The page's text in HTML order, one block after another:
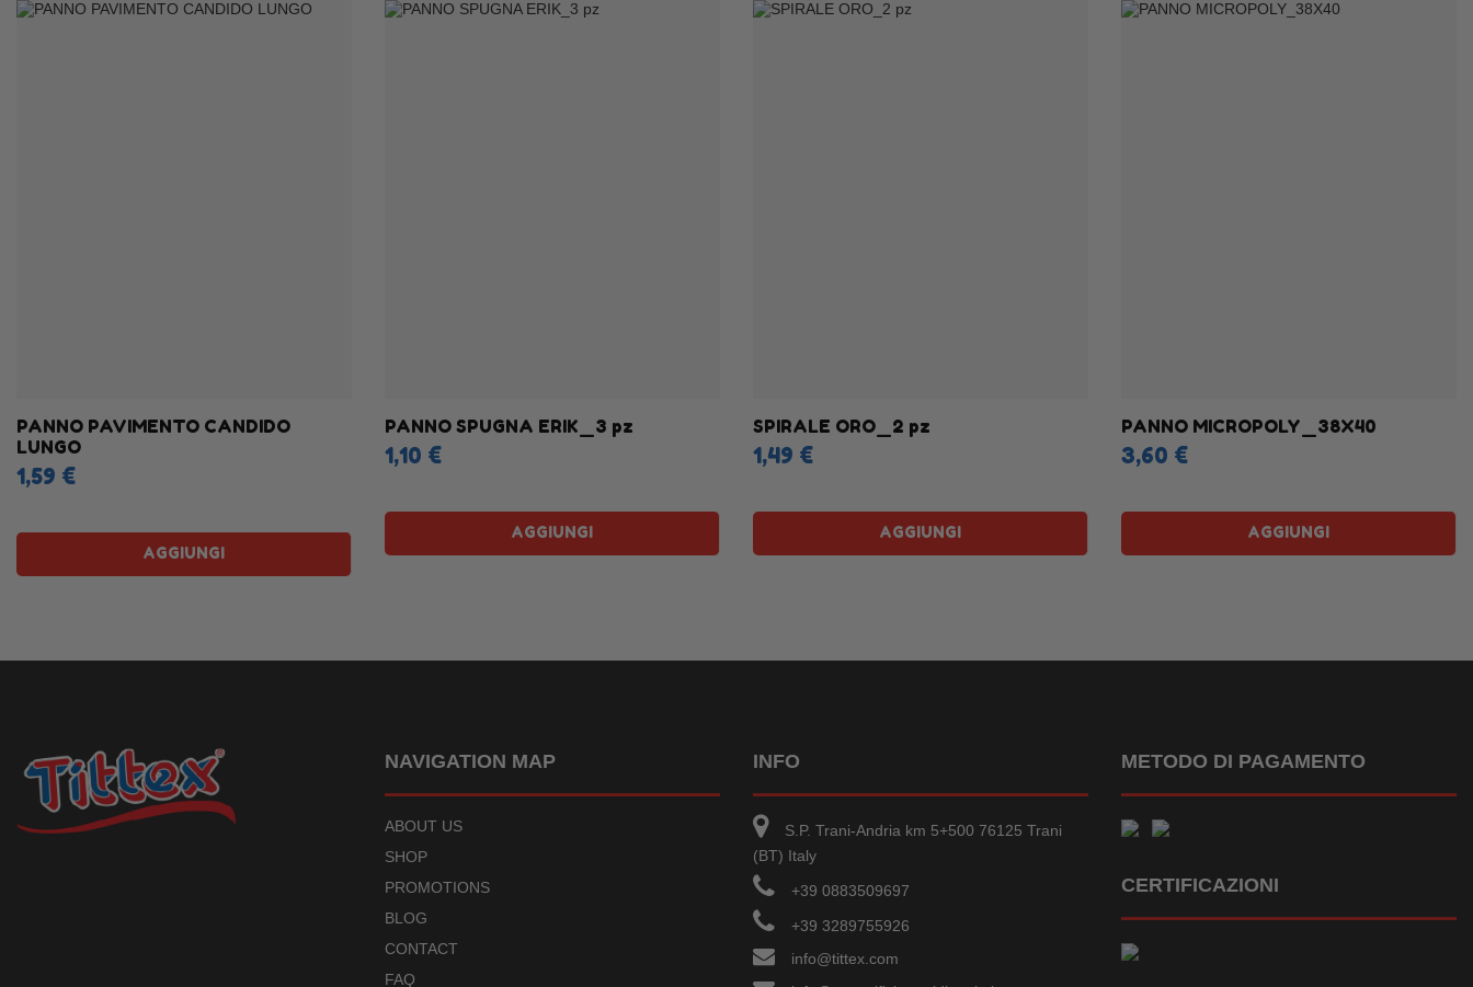
PANNO PAVIMENTO CANDIDO
LUNGO
1,59 €
AGGIUNGI
PANNO SPUGNA ERIK_3 pz
1,10 €
AGGIUNGI
SPIRALE ORO_2 pz
1,49 €
AGGIUNGI
PANNO MICROPOLY_38X40
3,60 €
AGGIUNGI
NAVIGATION MAP
ABOUT US
SHOP
PROMOTIONS
BLOG
CONTACT
FAQ
INFO
S.P. Trani-Andria km 5+500 76125 Trani
(BT) Italy
+39 0883509697
+39 3289755926
info@tittex.com
METODO DI PAGAMENTO
CERTIFICAZIONI